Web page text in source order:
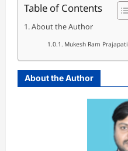
Table of Contents
About the Author
Mukesh Ram Prajapati
About the Author